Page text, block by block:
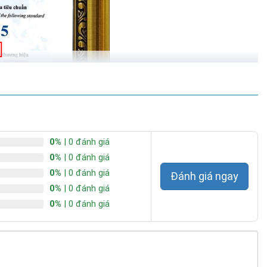
0% | 0 đánh giá
0% | 0 đánh giá
0% | 0 đánh giá
0% | 0 đánh giá
0% | 0 đánh giá
Đánh giá ngay